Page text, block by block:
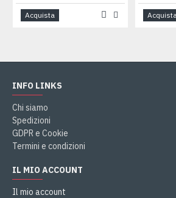
Acquista Acquista
INFO LINKS
Chi siamo
Spedizioni
GDPR e Cookie
Termini e condizioni
IL MIO ACCOUNT
Il mio account